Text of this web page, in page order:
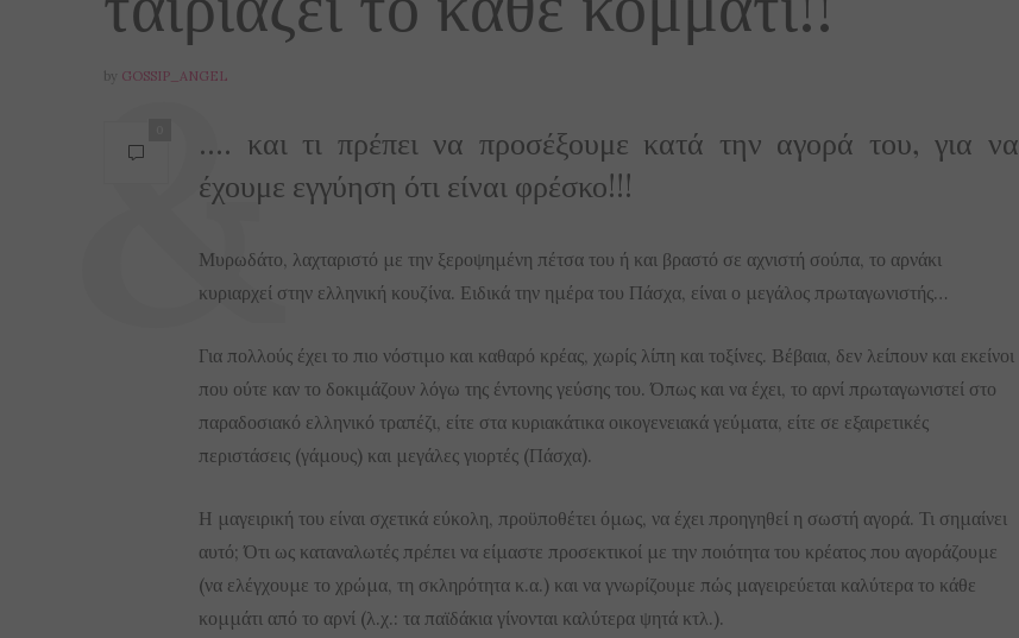
by GOSSIP_ANGEL
…. και τι πρέπει να προσέξουμε κατά την αγορά του, για να
έχουμε εγγύηση ότι είναι φρέσκο!!!
Μυρωδάτο, λαχταριστό με την ξεροψημένη πέτσα του ή και βραστό σε αχνιστή σούπα, το αρνάκι
κυριαρχεί στην ελληνική κουζίνα. Ειδικά την ημέρα του Πάσχα, είναι ο μεγάλος πρωταγωνιστής…
Για πολλούς έχει το πιο νόστιμο και καθαρό κρέας, χωρίς λίπη και τοξίνες. Βέβαια, δεν λείπουν και εκείνοι
που ούτε καν το δοκιμάζουν λόγω της έντονης γεύσης του. Όπως και να έχει, το αρνί πρωταγωνιστεί στο
παραδοσιακό ελληνικό τραπέζι, είτε στα κυριακάτικα οικογενειακά γεύματα, είτε σε εξαιρετικές
περιστάσεις (γάμους) και μεγάλες γιορτές (Πάσχα).
Η μαγειρική του είναι σχετικά εύκολη, προϋποθέτει όμως, να έχει προηγηθεί η σωστή αγορά. Τι σημαίνει
αυτό; Ότι ως καταναλωτές πρέπει να είμαστε προσεκτικοί με την ποιότητα του κρέατος που αγοράζουμε
(να ελέγχουμε το χρώμα, τη σκληρότητα κ.α.) και να γνωρίζουμε πώς μαγειρεύεται καλύτερα το κάθε
κομμάτι από το αρνί (λ.χ.: τα παϊδάκια γίνονται καλύτερα ψητά κτλ.).